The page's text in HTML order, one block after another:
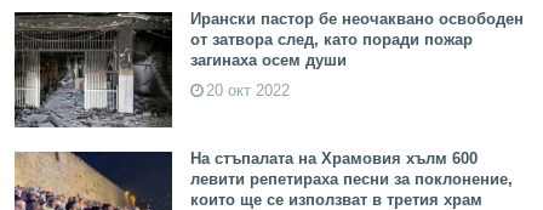
Ирански пастор бе неочаквано освободен
от затвора след, като поради пожар
загинаха осем души
20 окт 2022
На стъпалата на Храмовия хълм 600
левити репетираха песни за поклонение,
които ще се използват в третия храм